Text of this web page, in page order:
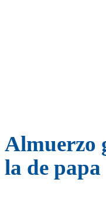
Almuerzo
la de papa